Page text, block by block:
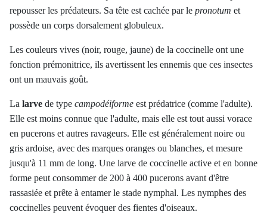
repousser les prédateurs. Sa tête est cachée par le pronotum et
possède un corps dorsalement globuleux.
Les couleurs vives (noir, rouge, jaune) de la coccinelle ont une
fonction prémonitrice, ils avertissent les ennemis que ces insectes
ont un mauvais goût.
La larve de type campodéiforme est prédatrice (comme l'adulte).
Elle est moins connue que l'adulte, mais elle est tout aussi vorace
en pucerons et autres ravageurs. Elle est généralement noire ou
gris ardoise, avec des marques oranges ou blanches, et mesure
jusqu'à 11 mm de long. Une larve de coccinelle active et en bonne
forme peut consommer de 200 à 400 pucerons avant d'être
rassasiée et prête à entamer le stade nymphal. Les nymphes des
coccinelles peuvent évoquer des fientes d'oiseaux.